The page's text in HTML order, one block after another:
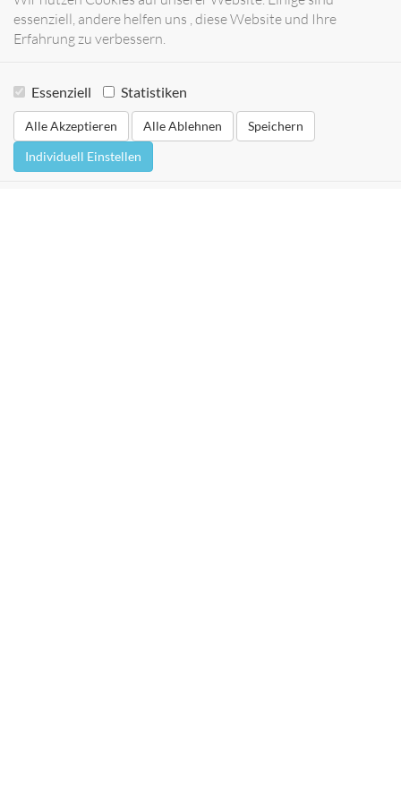
essenziell, andere helfen uns , diese Website und Ihre
Erfahrung zu verbessern.
Essenziell Statistiken
Alle Akzeptieren Alle Ablehnen
Speichern
Individuell Einstellen